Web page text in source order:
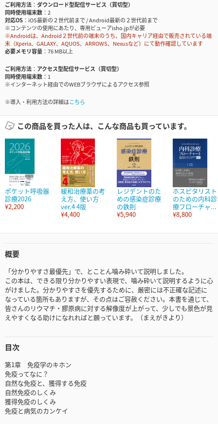
ご利用方法
ダウンロード型配信サービス（買切型）
同時使用端末数
2
対応OS
iOS最新の２世代前まで / Android最新の２世代前まで
※コンテンツの使用にあたり、専用ビューアisho.jpが必要
※Androidは、Android２世代前の端末のうち、国内キャリア経由で販売されている端
末（Xperia、GALAXY、AQUOS、ARROWS、Nexusなど）にて動作確認しています
必要メモリ容量
76 MB以上
ご利用方法
アクセス型配信サービス（買切型）
同時使用端末数
1
※インターネット経由でのWEBブラウザによるアクセス参照
※導入・利用方法の詳細はこちら
この商品を買った人は、こんな商品も買っています。
ポケット呼吸器
診療2026
¥2,200
緩和治療薬の考
え方、使い方
ver.4 4版
¥4,400
レジデントのた
めの感染症診療
の鉄則
¥5,940
ホスピタリスト
のための内科診
療フローチャ...
¥8,800
概要
「分かりやすさ最優先」で、とことん噛み砕いて説明しました。
この本は、できる限り分かりやすい表現で、噛み砕いて説明するように心
がけました。分かりやすさを優先するために、厳密には不正確な記述に
なっている箇所もありますが、その点はご容赦ください。本書を通じて、
皆さんのリウマチ・膠原病に対する解像度が上がって、少しでも景色が見
えやすくなる助けになれればと願っています。（まえがきより）
目次
第1章 免疫学のキホン
免疫ってなに？
自然な免疫と、獲得する免疫
自然免疫のしくみ
獲得免疫のしくみ
免疫と病気のカンケイ